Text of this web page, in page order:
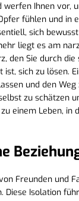
Ihnen vor,
fühlen und in
sich
liegt es am
den Sie durch
ist, sich zu lösen.
und den
zu schätzen
einem Leben,
Freunden und
Isolation